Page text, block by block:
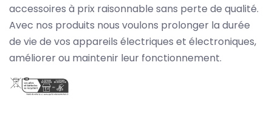
accessoires à prix raisonnable sans perte de qualité.
Avec nos produits nous voulons prolonger la durée
de vie de vos appareils électriques et électroniques,
améliorer ou maintenir leur fonctionnement.